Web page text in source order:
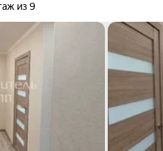
из 9